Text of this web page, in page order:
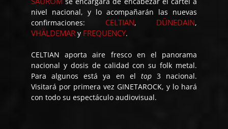
nivel nacional, y lo acompañarán las nuevas
confirmaciones: CELTIAN, DÜNEDAIN,
VHÄLDEMAR y FREQUENCY.
CELTIAN aporta aire fresco en el panorama
nacional y dosis de calidad con su folk metal.
Para algunos está ya en el top3 nacional.
Visitará por primera vez GINETAROCK, y lo hará
con todo su espectáculo audiovisual.